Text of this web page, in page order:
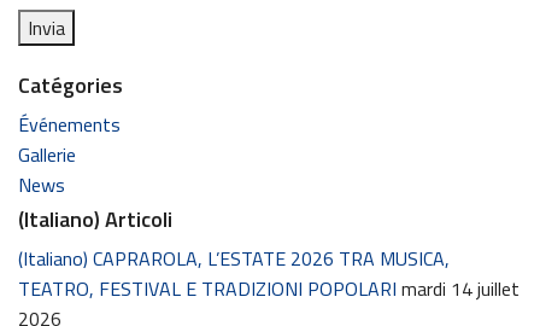
Catégories
Événements
Gallerie
News
(Italiano) Articoli
(Italiano) CAPRAROLA, L’ESTATE 2026 TRA MUSICA,
TEATRO, FESTIVAL E TRADIZIONI POPOLARI mardi 14 juillet
2026